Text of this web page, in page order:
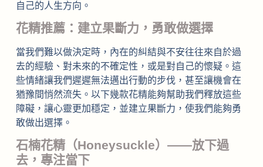
自己的人生方向。
花精推薦：建立果斷力，勇敢做選擇
當我們難以做決定時，內在的糾結與不安往往來自於過
去的經驗、對未來的不確定性，或是對自己的懷疑。這
些情緒讓我們遲遲無法邁出行動的步伐，甚至讓機會在
猶豫間悄然流失。以下幾款花精能夠幫助我們釋放這些
障礙，讓心靈更加穩定，並建立果斷力，使我們能夠勇
敢做出選擇。
石楠花精（Honeysuckle）——放下過
去，專注當下